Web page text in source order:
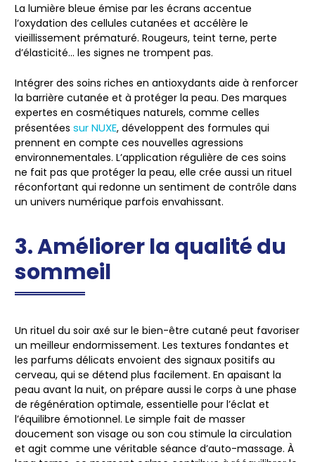
La lumière bleue émise par les écrans accentue
l’oxydation des cellules cutanées et accélère le
vieillissement prématuré. Rougeurs, teint terne, perte
d’élasticité… les signes ne trompent pas.
Intégrer des soins riches en antioxydants aide à renforcer
la barrière cutanée et à protéger la peau. Des marques
expertes en cosmétiques naturels, comme celles
présentées sur NUXE, développent des formules qui
prennent en compte ces nouvelles agressions
environnementales. L’application régulière de ces soins
ne fait pas que protéger la peau, elle crée aussi un rituel
réconfortant qui redonne un sentiment de contrôle dans
un univers numérique parfois envahissant.
3. Améliorer la qualité du
sommeil
Un rituel du soir axé sur le bien-être cutané peut favoriser
un meilleur endormissement. Les textures fondantes et
les parfums délicats envoient des signaux positifs au
cerveau, qui se détend plus facilement. En apaisant la
peau avant la nuit, on prépare aussi le corps à une phase
de régénération optimale, essentielle pour l’éclat et
l’équilibre émotionnel. Le simple fait de masser
doucement son visage ou son cou stimule la circulation
et agit comme une véritable séance d’auto-massage. À